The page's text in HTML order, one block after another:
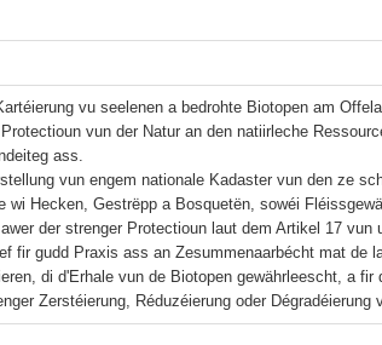
vu seelenen a bedrohte Biotopen am
vun der Natur an den natiirleche
ass.
vun engem nationale Kadaster vun den ze
wi Hecken, Gestrëpp a Bosquetën, sowéi
der strenger Protectioun laut dem Artikel 17
fir gudd Praxis ass an Zesummenaarbécht mat de
di d'Erhale vun de Biotopen gewährleescht, a